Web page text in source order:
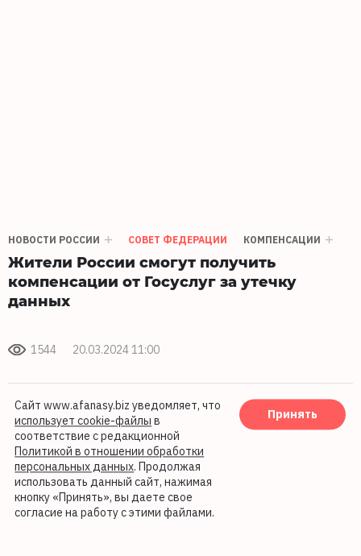
НОВОСТИ РОССИИ СОВЕТ ФЕДЕРАЦИИ КОМПЕНСАЦИИ
Жители России смогут получить
компенсации от Госуслуг за утечку
данных
1544 20.03.2024 11:00
Сайт www.afanasy.biz уведомляет, что
использует cookie-файлы в
соответствие с редакционной
Политикой в отношении обработки
персональных данных. Продолжая
использовать данный сайт, нажимая
кнопку «Принять», вы даете свое
согласие на работу с этими файлами.
Принять